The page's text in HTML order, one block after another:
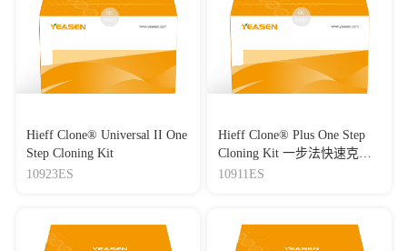
Hieff Clone® Universal II One
Step Cloning Kit
10923ES
Hieff Clone® Plus One Step
Cloning Kit 一步法快速克隆
试剂盒
10911ES